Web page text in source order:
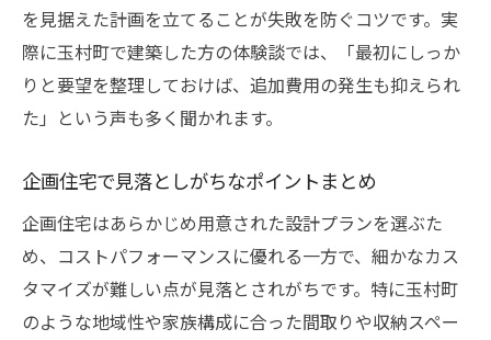
を見据えた計画を立てることが失敗を防ぐコツです。実
際に玉村町で建築した方の体験談では、「最初にしっか
りと要望を整理しておけば、追加費用の発生も抑えられ
た」という声も多く聞かれます。
企画住宅で見落としがちなポイントまとめ
企画住宅はあらかじめ用意された設計プランを選ぶた
め、コストパフォーマンスに優れる一方で、細かなカス
タマイズが難しい点が見落とされがちです。特に玉村町
のような地域性や家族構成に合った間取りや収納スペー